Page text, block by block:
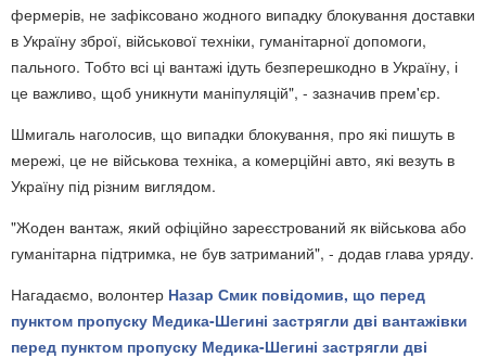
фермерів, не зафіксовано жодного випадку блокування доставки
в Україну зброї, військової техніки, гуманітарної допомоги,
пального. Тобто всі ці вантажі ідуть безперешкодно в Україну, і
це важливо, щоб уникнути маніпуляцій", - зазначив прем'єр.
Шмигаль наголосив, що випадки блокування, про які пишуть в
мережі, це не військова техніка, а комерційні авто, які везуть в
Україну під різним виглядом.
"Жоден вантаж, який офіційно зареєстрований як військова або
гуманітарна підтримка, не був затриманий", - додав глава уряду.
Нагадаємо, волонтер Назар Смик повідомив, що перед
пунктом пропуску Медика-Шегині застрягли дві вантажівки
перед пунктом пропуску Медика-Шегині застрягли дві